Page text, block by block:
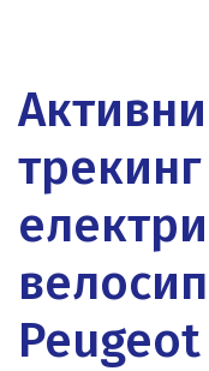
Peugeot